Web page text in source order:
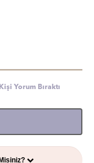
Yorum Bıraktı